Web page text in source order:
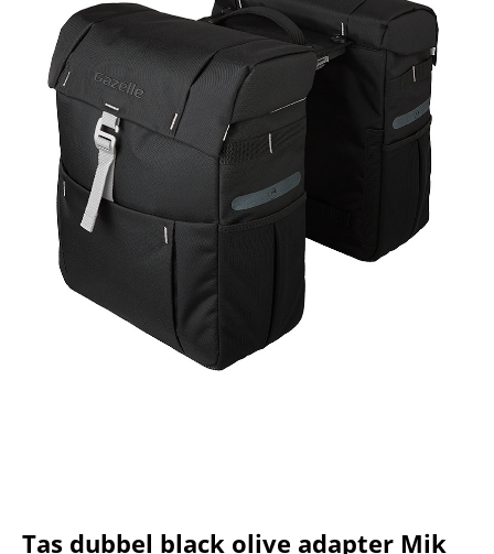
Tas dubbel black olive adapter Mik